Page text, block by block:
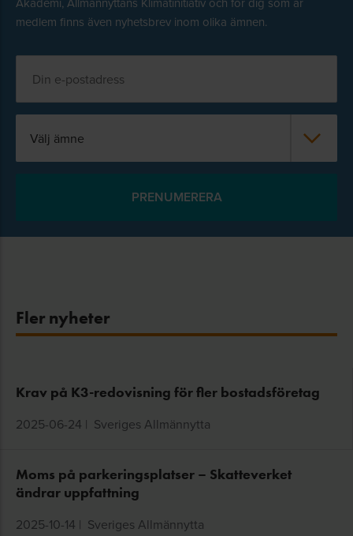
medlem finns även nyhetsbrev inom olika ämnen.
Välj ämne
Fler nyheter
Krav på K3-redovisning för fler bostadsföretag
2025-06-24 | Sveriges Allmännytta
Moms på parkeringsplatser – Skatteverket
ändrar uppfattning
2025-10-14 | Sveriges Allmännytta